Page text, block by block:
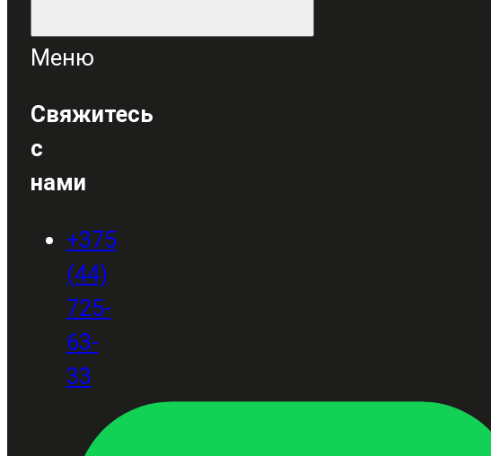
Меню
Свяжитесь
с
нами
+375
(44)
725-
63-
33